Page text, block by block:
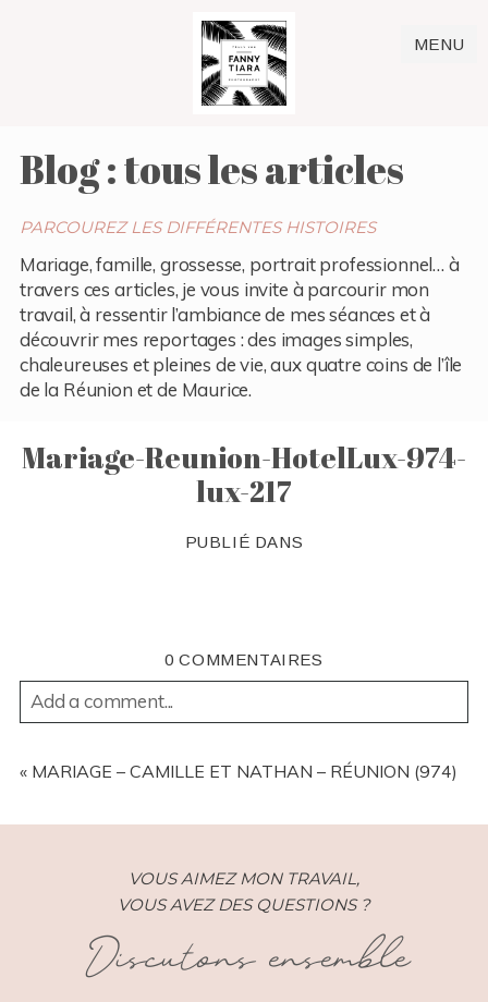
MENU
Blog : tous les articles
PARCOUREZ LES DIFFÉRENTES HISTOIRES
Mariage, famille, grossesse, portrait professionnel… à
travers ces articles, je vous invite à parcourir mon
travail, à ressentir l’ambiance de mes séances et à
découvrir mes reportages : des images simples,
chaleureuses et pleines de vie, aux quatre coins de l’île
de la Réunion et de Maurice.
Mariage-Reunion-HotelLux-974-
lux-217
PUBLIÉ DANS
0 COMMENTAIRES
Add a comment...
REQUIRED FIELDS ARE MARKED *
« MARIAGE – CAMILLE ET NATHAN – RÉUNION (974)
VOUS AIMEZ MON TRAVAIL,
VOUS AVEZ DES QUESTIONS ?
Discutons ensemble